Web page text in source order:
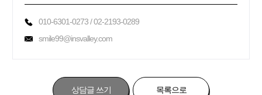
010-6301-0273 / 02-2193-0289
smile99@insvalley.com
상담글 쓰기 목록으로